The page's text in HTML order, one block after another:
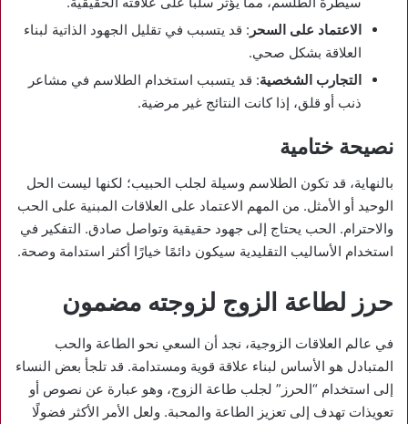
الاعتماد على السحر : قد يتسبب في تقليل الجهود الذاتية لبناء
العلاقة بشكل صحي.
التجارب الشخصية: قد يتسبب استخدام الطلاسم في مشاعر
ذنب أو قلق، إذا كانت النتائج غير مرضية.
نصيحة ختامية
بالنهاية، قد تكون الطلاسم وسيلة لجلب الحبيب؛ لكنها ليست الحل
الوحيد أو الأمثل. من المهم الاعتماد على العلاقات المبنية على الحب
والاحترام. الحب يحتاج إلى جهود حقيقية وتواصل صادق. التفكير في
استخدام الأساليب التقليدية سيكون دائمًا خيارًا أكثر استدامة وصحة.
حرز لطاعة الزوج لزوجته مضمون
في عالم العلاقات الزوجية، نجد أن السعي نحو الطاعة والحب
المتبادل هو الأساس لبناء علاقة قوية ومستدامة. قد تلجأ بعض النساء
إلى استخدام “الحرز” لجلب طاعة الزوج، وهو عبارة عن نصوص أو
تعويذات تهدف إلى تعزيز الطاعة والمحبة. ولعل الأمر الأكثر فضولًا